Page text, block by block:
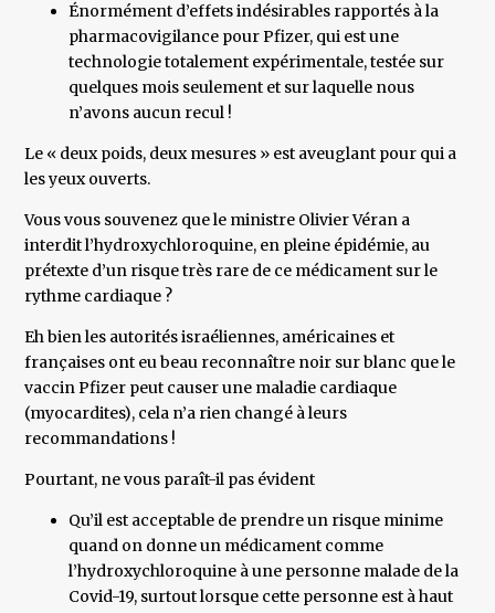
Énormément d’effets indésirables rapportés à la
pharmacovigilance pour Pfizer, qui est une
technologie totalement expérimentale, testée sur
quelques mois seulement et sur laquelle nous
n’avons aucun recul !
Le « deux poids, deux mesures » est aveuglant pour qui a
les yeux ouverts.
Vous vous souvenez que le ministre Olivier Véran a
interdit l’hydroxychloroquine, en pleine épidémie, au
prétexte d’un risque très rare de ce médicament sur le
rythme cardiaque ?
Eh bien les autorités israéliennes, américaines et
françaises ont eu beau reconnaître noir sur blanc que le
vaccin Pfizer peut causer une maladie cardiaque
(myocardites), cela n’a rien changé à leurs
recommandations !
Pourtant, ne vous paraît-il pas évident
Qu’il est acceptable de prendre un risque minime
quand on donne un médicament comme
l’hydroxychloroquine à une personne malade de la
Covid-19, surtout lorsque cette personne est à haut